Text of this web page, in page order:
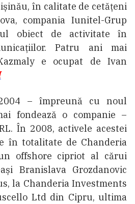
în calitate de cetățeni
compania Iunitel-Grup
obiect de activitate în
Patru ani mai
e ocupat de Ivan
– împreună cu noul
fondează o companie –
În 2008, activele acestei
în totalitate de Chanderia
offshore cipriot al cărui
Branislava Grozdanovic
la Chanderia Investments
Ltd din Cipru, ultima